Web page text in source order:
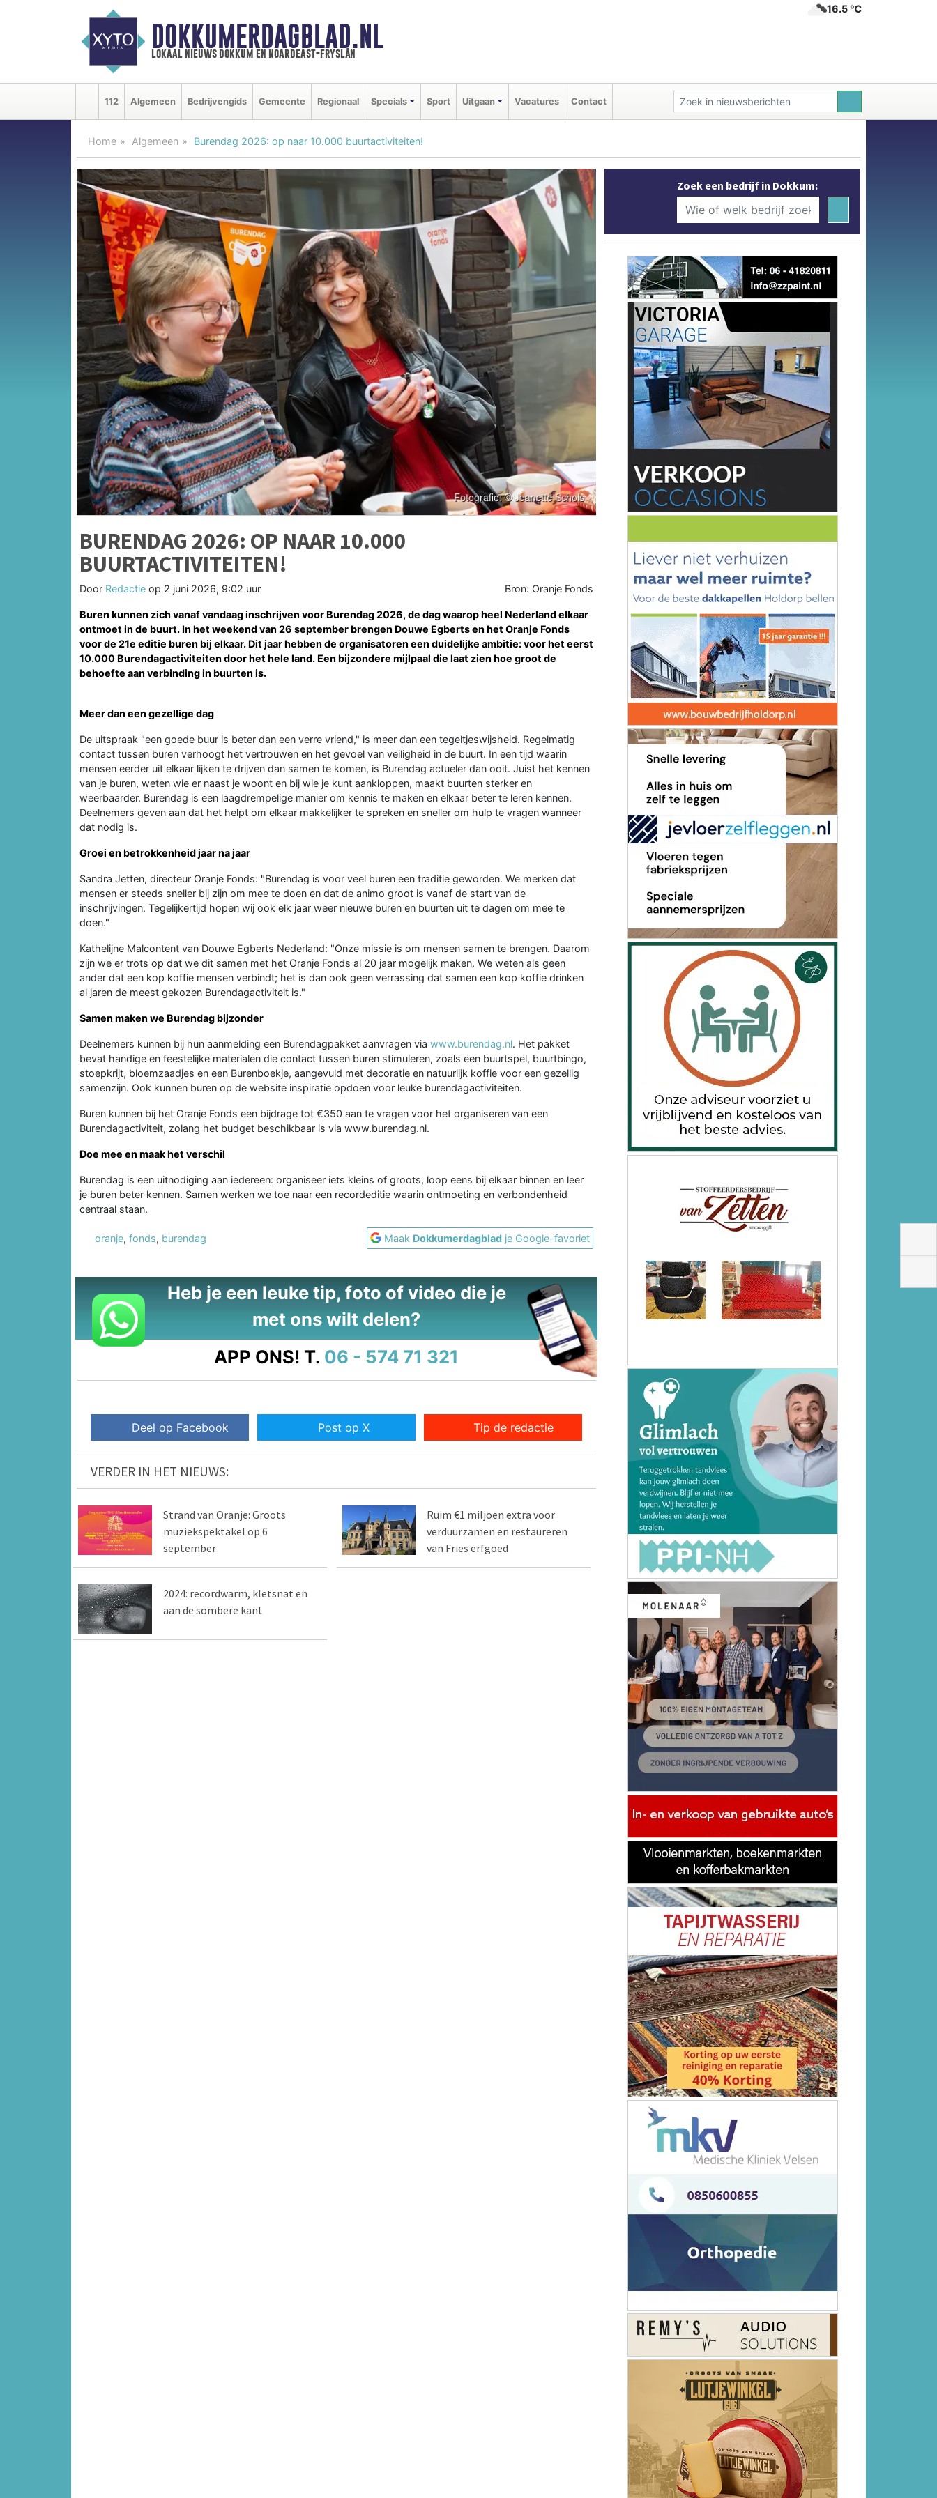
DOKKUMERDAGBLAD.NL
lokaal nieuws dokkum en noardeast-fryslân
16.5 ℃
112 Algemeen Bedrijvengids Gemeente Regionaal Specials Sport Uitgaan Vacatures Contact
Home Algemeen Burendag 2026: op naar 10.000 buurtactiviteiten!
BURENDAG 2026: OP NAAR 10.000
BUURTACTIVITEITEN!
Door Redactie op 2 juni 2026, 9:02 uur Bron: Oranje Fonds
Buren kunnen zich vanaf vandaag inschrijven voor Burendag 2026, de dag waarop heel Nederland elkaar
ontmoet in de buurt. In het weekend van 26 september brengen Douwe Egberts en het Oranje Fonds
voor de 21e editie buren bij elkaar. Dit jaar hebben de organisatoren een duidelijke ambitie: voor het eerst
10.000 Burendagactiviteiten door het hele land. Een bijzondere mijlpaal die laat zien hoe groot de
behoefte aan verbinding in buurten is.
Meer dan een gezellige dag
De uitspraak "een goede buur is beter dan een verre vriend," is meer dan een tegeltjeswijsheid. Regelmatig
contact tussen buren verhoogt het vertrouwen en het gevoel van veiligheid in de buurt. In een tijd waarin
mensen eerder uit elkaar lijken te drijven dan samen te komen, is Burendag actueler dan ooit. Juist het kennen
van je buren, weten wie er naast je woont en bij wie je kunt aankloppen, maakt buurten sterker en
weerbaarder. Burendag is een laagdrempelige manier om kennis te maken en elkaar beter te leren kennen.
Deelnemers geven aan dat het helpt om elkaar makkelijker te spreken en sneller om hulp te vragen wanneer
dat nodig is.
Groei en betrokkenheid jaar na jaar
Sandra Jetten, directeur Oranje Fonds: "Burendag is voor veel buren een traditie geworden. We merken dat
mensen er steeds sneller bij zijn om mee te doen en dat de animo groot is vanaf de start van de
inschrijvingen. Tegelijkertijd hopen wij ook elk jaar weer nieuwe buren en buurten uit te dagen om mee te
doen."
Kathelijne Malcontent van Douwe Egberts Nederland: "Onze missie is om mensen samen te brengen. Daarom
zijn we er trots op dat we dit samen met het Oranje Fonds al 20 jaar mogelijk maken. We weten als geen
ander dat een kop koffie mensen verbindt; het is dan ook geen verrassing dat samen een kop koffie drinken
al jaren de meest gekozen Burendagactiviteit is."
Samen maken we Burendag bijzonder
Deelnemers kunnen bij hun aanmelding een Burendagpakket aanvragen via www.burendag.nl. Het pakket
bevat handige en feestelijke materialen die contact tussen buren stimuleren, zoals een buurtspel, buurtbingo,
stoepkrijt, bloemzaadjes en een Burenboekje, aangevuld met decoratie en natuurlijk koffie voor een gezellig
samenzijn. Ook kunnen buren op de website inspiratie opdoen voor leuke burendagactiviteiten.
Buren kunnen bij het Oranje Fonds een bijdrage tot €350 aan te vragen voor het organiseren van een
Burendagactiviteit, zolang het budget beschikbaar is via www.burendag.nl.
Doe mee en maak het verschil
Burendag is een uitnodiging aan iedereen: organiseer iets kleins of groots, loop eens bij elkaar binnen en leer
je buren beter kennen. Samen werken we toe naar een recordeditie waarin ontmoeting en verbondenheid
centraal staan.
oranje, fonds, burendag Maak Dokkumerdagblad je Google-favoriet
Heb je een leuke tip, foto of video die je
met ons wilt delen?
APP ONS! T. 06 - 574 71 321
Deel op Facebook Post op X Tip de redactie
VERDER IN HET NIEUWS:
Strand van Oranje: Groots
muziekspektakel op 6
september
Ruim €1 miljoen extra voor
verduurzamen en restaureren
van Fries erfgoed
2024: recordwarm, kletsnat en
aan de sombere kant
Zoek een bedrijf in Dokkum: